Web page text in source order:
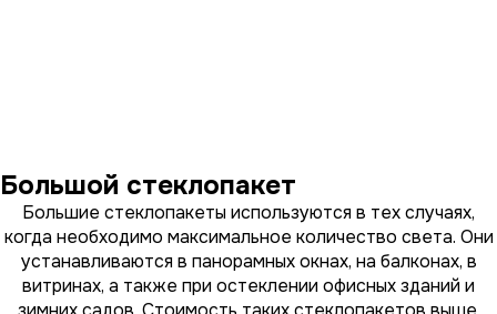
Большой стеклопакет
Большие стеклопакеты используются в тех случаях,
когда необходимо максимальное количество света. Они
устанавливаются в панорамных окнах, на балконах, в
витринах, а также при остеклении офисных зданий и